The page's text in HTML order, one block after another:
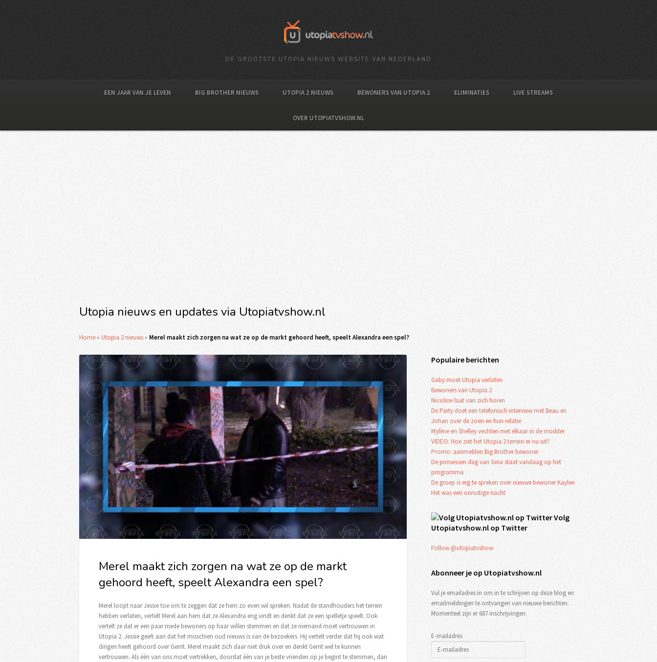
DE GROOTSTE UTOPIA NIEUWS WEBSITE VAN NEDERLAND
EEN JAAR VAN JE LEVEN BIG BROTHER NIEUWS UTOPIA 2 NIEUWS BEWONERS VAN UTOPIA 2 ELIMINATIES LIVE STREAMS
OVER UTOPIATVSHOW.NL
Utopia nieuws en updates via Utopiatvshow.nl
Home » Utopia 2 nieuws » Merel maakt zich zorgen na wat ze op de markt gehoord heeft, speelt Alexandra een spel?
Merel maakt zich zorgen na wat ze op de markt
gehoord heeft, speelt Alexandra een spel?
Merel loopt naar Jessie toe om te zeggen dat ze hem zo even wil spreken. Nadat de standhouders het terrein
hebben verlaten, vertelt Merel aan hem dat ze Alexandra eng vindt en denkt dat ze een spelletje speelt. Ook
vertelt ze dat er een paar mede bewoners op haar willen stemmen en dat ze niemand moet vertrouwen in
Utopia 2. Jessie geeft aan dat het misschien oud nieuws is van de bezoekers. Hij vertelt verder dat hij ook wat
dingen heeft gehoord over Gerrit. Merel maakt zich daar niet druk over en denkt Gerrit wel te kunnen
vertrouwen. Als één van ons moet vertrekken, doordat één van je beste vrienden op je begint te stemmen, dan
Populaire berichten
Gaby moet Utopia verlaten
Bewoners van Utopia 2
Nicoline laat van zich horen
De Party doet een telefonisch interview met Beau en
Johan over de zoen en hun relatie
Mylène en Shelley vechten met elkaar in de modder
VIDEO: Hoe ziet het Utopia 2 terrein er nu uit?
Promo: aanmelden Big Brother bewoner
De prinsessen dag van Gina staat vandaag op het
programma
De groep is erg te spreken over nieuwe bewoner Kaylee
Het was een onrustige nacht
Volg
Utopiatvshow.nl op Twitter
Follow @utopiatvshow
Abonneer je op Utopiatvshow.nl
Vul je emailadres in om in te schrijven op deze blog en
emailmeldingen te ontvangen van nieuwe berichten.
Momenteel zijn er 687 inschrijvingen.
E-mailadres